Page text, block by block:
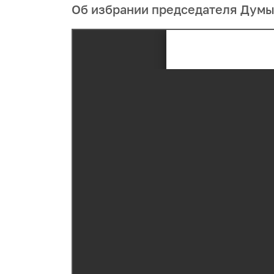
Об избрании председателя